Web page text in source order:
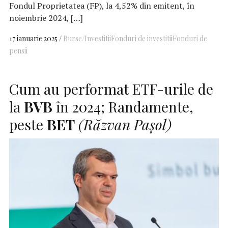
Fondul Proprietatea (FP), la 4,52% din emitent, în
noiembrie 2024, […]
17 ianuarie 2025 Burse/InvestitiiFonduri de investitiiFonduri de
pensii
Cum au performat ETF-urile de
la BVBîn 2024; Randamente,
peste BET (Răzvan Pașol)